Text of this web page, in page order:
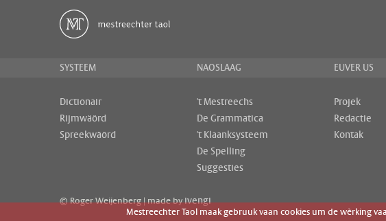
SYSTEEM
Dictionair
Rijmwäörd
Spreekwäörd
NAOSLAAG
't Mestreechs
De Grammatica
't Klaanksysteem
De Spelling
Suggesties
EUVER US
Projek
Redactie
Kontak
© Roger Weijenberg | made byivengi
Mestreechter Taol maak gebruuk vaan cookies um de wèrking